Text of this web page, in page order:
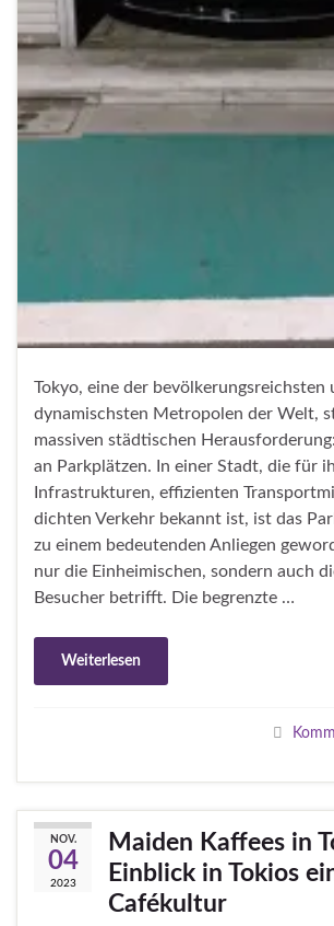
Tokyo, eine der bevölkerungsreichsten
dynamischsten Metropolen der Welt,
massiven städtischen
an Parkplätzen. In einer Stadt, die für
Infrastrukturen, effizienten
dichten Verkehr bekannt ist, ist das
zu einem bedeutenden Anliegen
nur die Einheimischen, sondern auch
Besucher betrifft. Die begrenzte …
Weiterlesen
NOV.
04
2023
Maiden Kaffees in
Einblick in Tokios
Cafékultur